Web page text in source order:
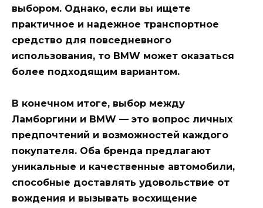
выбором. Однако, если вы ищете
практичное и надежное транспортное
средство для повседневного
использования, то BMW может оказаться
более подходящим вариантом.
В конечном итоге, выбор между
Ламборгини и BMW — это вопрос личных
предпочтений и возможностей каждого
покупателя. Оба бренда предлагают
уникальные и качественные автомобили,
способные доставлять удовольствие от
вождения и вызывать восхищение